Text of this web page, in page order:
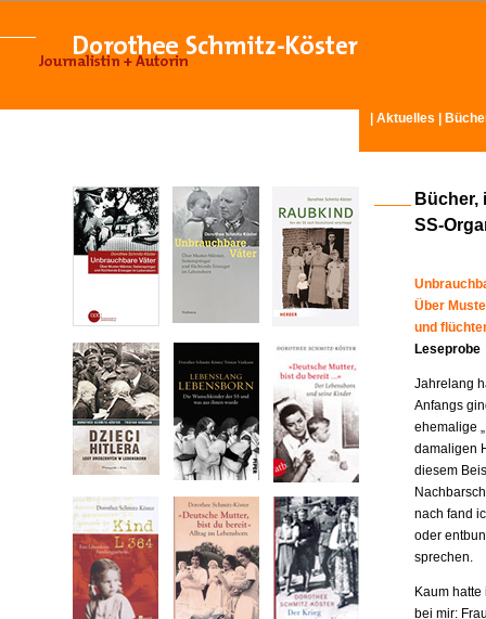
Aktuelles
Bücher,
SS-
Über
und
Leseprobe
Jahrelang
Anfangs
ehemalige
damaligen
diesem
nach fand
oder
sprechen.
Kaum
bei mir: